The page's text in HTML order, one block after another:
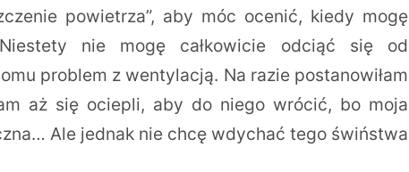
powietrza”, aby móc ocenić, kiedy mogę
nie mogę całkowicie odciąć się od
problem z wentylacją. Na razie postanowiłam
aż się ociepli, aby do niego wrócić, bo moja
Ale jednak nie chcę wdychać tego świństwa